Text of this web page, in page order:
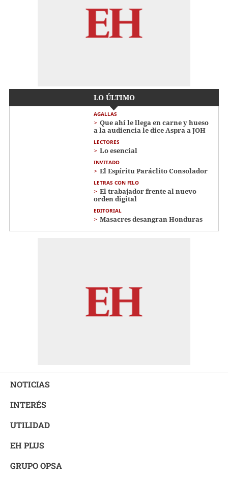
LO ÚLTIMO
AGALLAS
Que ahí le llega en carne y hueso
a la audiencia le dice Aspra a JOH
LECTORES
Lo esencial
INVITADO
El Espíritu Paráclito Consolador
LETRAS CON FILO
El trabajador frente al nuevo
orden digital
EDITORIAL
Masacres desangran Honduras
NOTICIAS
INTERÉS
UTILIDAD
EH PLUS
GRUPO OPSA